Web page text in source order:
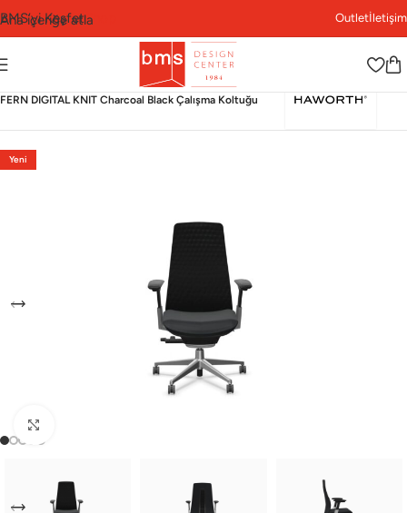
Ana içeriğe atla
BMS’yi KeşfetShop Outletİletişim
Çalışma Koltuğu ›Haworth
FERN DIGITAL KNIT Charcoal Black Çalışma Koltuğu
Yeni